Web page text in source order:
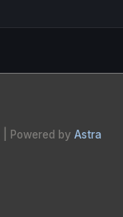
| Powered by Astra